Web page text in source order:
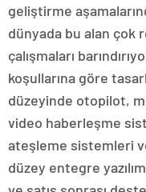
geliştirme
dünyada bu alan çok
çalışmaları
koşullarına göre
düzeyinde otopilot,
video haberleşme
ateşleme sistemleri
düzey entegre